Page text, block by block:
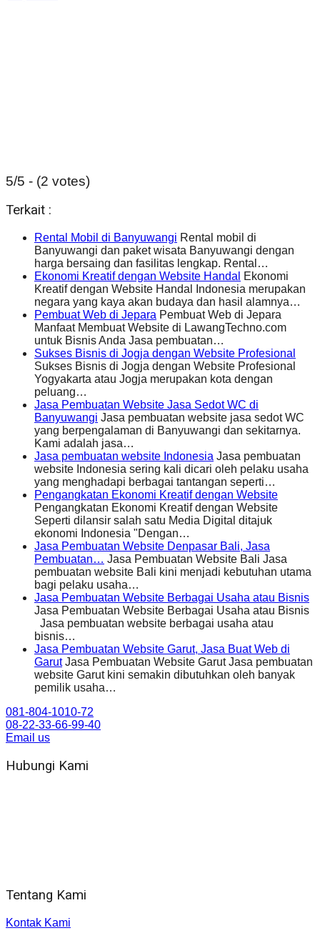
5/5 - (2 votes)
Terkait :
Rental Mobil di Banyuwangi Rental mobil di
Banyuwangi dan paket wisata Banyuwangi dengan
harga bersaing dan fasilitas lengkap. Rental…
Ekonomi Kreatif dengan Website Handal
Ekonomi
Kreatif dengan Website Handal Indonesia merupakan
negara yang kaya akan budaya dan hasil alamnya…
Pembuat Web di Jepara Pembuat Web di Jepara
Manfaat Membuat Website di LawangTechno.com
untuk Bisnis Anda Jasa pembuatan…
Sukses Bisnis di Jogja dengan Website Profesional
Sukses Bisnis di Jogja dengan Website Profesional
Yogyakarta atau Jogja merupakan kota dengan
peluang…
Jasa Pembuatan Website Jasa Sedot WC di
Banyuwangi Jasa pembuatan website jasa sedot WC
yang berpengalaman di Banyuwangi dan sekitarnya.
Kami adalah jasa…
Jasa pembuatan website Indonesia Jasa pembuatan
website Indonesia sering kali dicari oleh pelaku usaha
yang menghadapi berbagai tantangan seperti…
Pengangkatan Ekonomi Kreatif dengan Website
Pengangkatan Ekonomi Kreatif dengan Website
Seperti dilansir salah satu Media Digital ditajuk
ekonomi Indonesia "Dengan…
Jasa Pembuatan Website Denpasar Bali, Jasa
Pembuatan… Jasa Pembuatan Website Bali Jasa
pembuatan website Bali kini menjadi kebutuhan utama
bagi pelaku usaha…
Jasa Pembuatan Website Berbagai Usaha atau Bisnis
Jasa Pembuatan Website Berbagai Usaha atau Bisnis
Jasa pembuatan website berbagai usaha atau
bisnis…
Jasa Pembuatan Website Garut, Jasa Buat Web di
GarutJasa Pembuatan Website Garut Jasa pembuatan
website Garut kini semakin dibutuhkan oleh banyak
pemilik usaha…
081-804-1010-72
08-22-33-66-99-40
Email us
Hubungi Kami
Tentang Kami
Kontak Kami